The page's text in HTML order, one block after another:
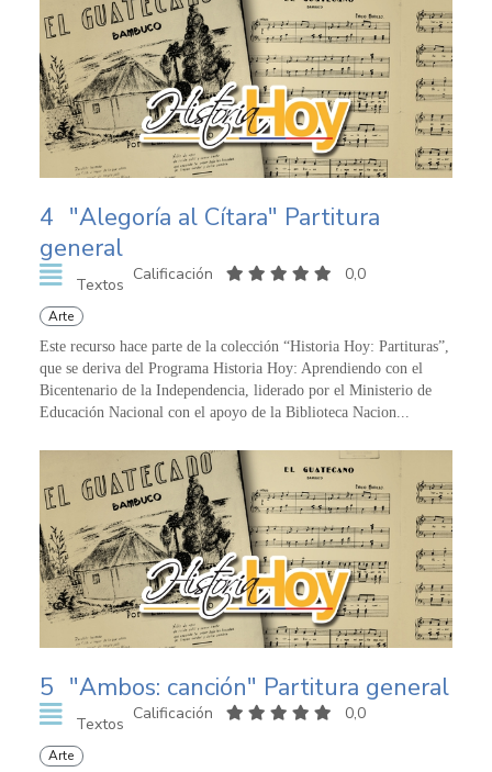
4 "Alegoría al Cítara" Partitura
general
Textos
Calificación 0,0
Arte
Este recurso hace parte de la colección “Historia Hoy: Partituras”,
que se deriva del Programa Historia Hoy: Aprendiendo con el
Bicentenario de la Independencia, liderado por el Ministerio de
Educación Nacional con el apoyo de la Biblioteca Nacion...
5 "Ambos: canción" Partitura general
Textos
Calificación 0,0
Arte